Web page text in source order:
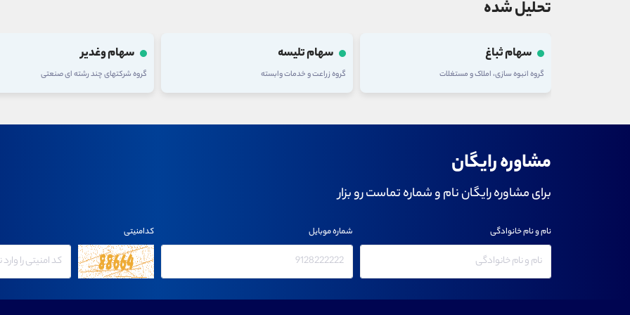
تحلیل شده
سهام ثباغ
گروه انبوه سازی، املاک و مستغلات
سهام تلیسه
گروه زراعت و خدمات وابسته
سهام وغدیر
گروه شرکتهای چند رشته ای صنعتی
مشاوره رایگان
برای مشاوره رایگان نام و شماره تماست رو بزار
نام و نام خانوادگی شماره موبایل کدامنیتی